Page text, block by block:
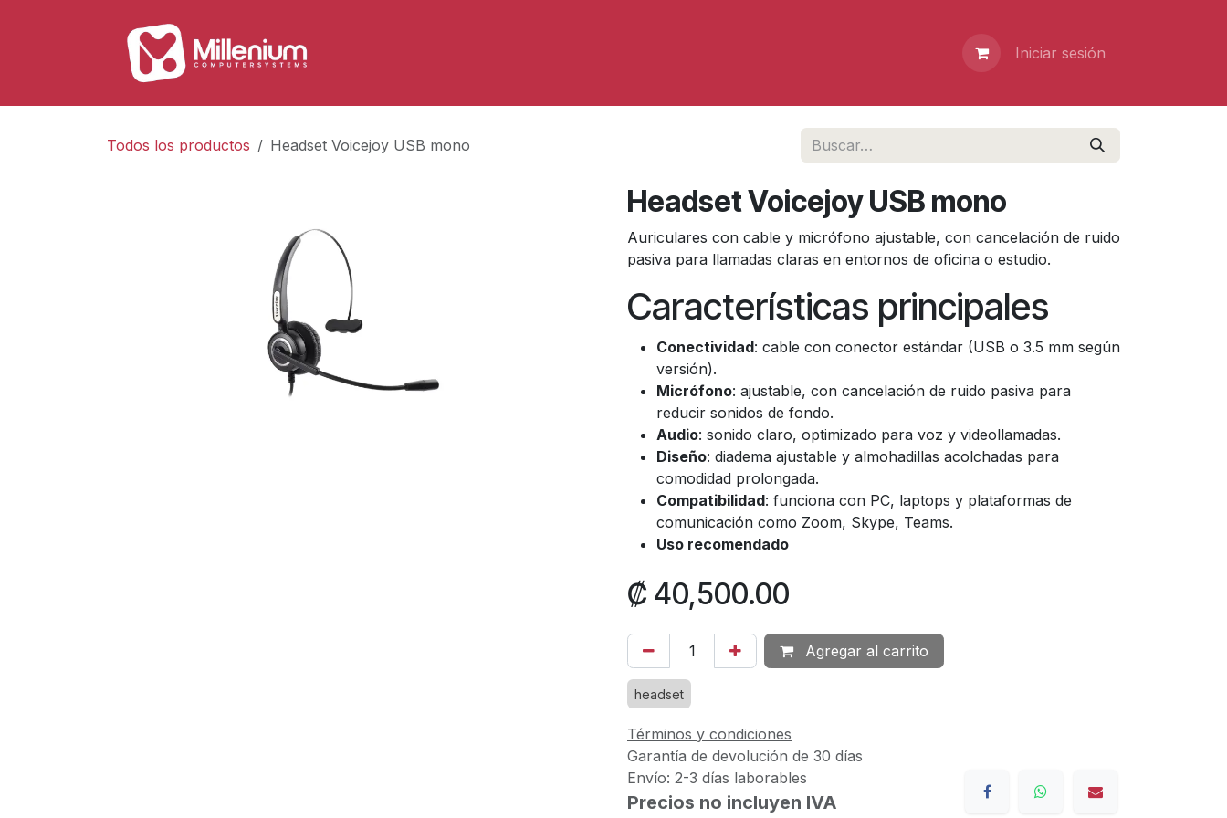
Iniciar sesión
Todos los productos Headset Voicejoy USB mono
Headset Voicejoy USB mono
Auriculares con cable y micrófono ajustable, con cancelación de ruido
pasiva para llamadas claras en entornos de oficina o estudio.
Características principales
Conectividad: cable con conector estándar (USB o 3.5 mm según
versión).
Micrófono: ajustable, con cancelación de ruido pasiva para
reducir sonidos de fondo.
Audio: sonido claro, optimizado para voz y videollamadas.
Diseño: diadema ajustable y almohadillas acolchadas para
comodidad prolongada.
Compatibilidad: funciona con PC, laptops y plataformas de
comunicación como Zoom, Skype, Teams.
Uso recomendado
₡ 40,500.00
Agregar al carrito
headset
Términos y condiciones
Garantía de devolución de 30 días
Envío: 2-3 días laborables
Precios no incluyen IVA